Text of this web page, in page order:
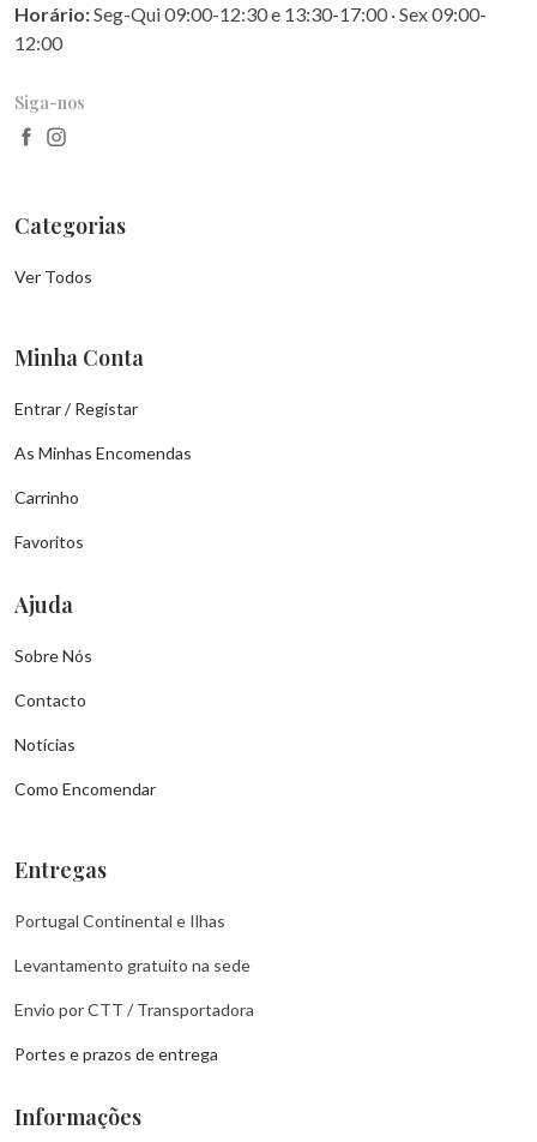
Horário:Seg-Qui 09:00-12:30 e 13:30-17:00 · Sex 09:00-
12:00
Siga-nos
Categorias
Ver Todos
Minha Conta
Entrar / Registar
As Minhas Encomendas
Carrinho
Favoritos
Ajuda
Sobre Nós
Contacto
Notícias
Como Encomendar
Entregas
Portugal Continental e Ilhas
Levantamento gratuito na sede
Envio por CTT / Transportadora
Portes e prazos de entrega
Informações